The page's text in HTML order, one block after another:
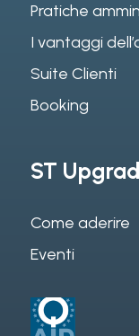
Pratiche
I vantaggi
Suite Clienti
Booking
ST
Come aderire
Eventi